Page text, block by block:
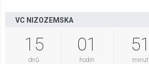
VC NIZOZEMSKA
15
dnů
01
hodin
51
minut